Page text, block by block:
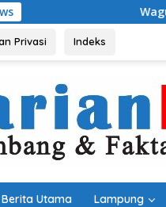
Wagub Jihan Tinjau
Privasi Indeks
Berita Utama Lampung